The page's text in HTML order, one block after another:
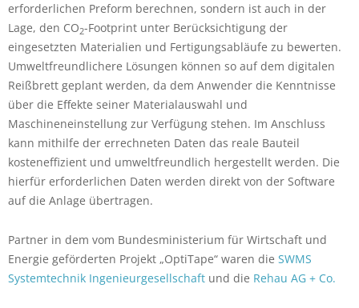
erforderlichen Preform berechnen, sondern ist auch in der
Lage, den CO2-Footprint unter Berücksichtigung der
eingesetzten Materialien und Fertigungsabläufe zu bewerten.
Umweltfreundlichere Lösungen können so auf dem digitalen
Reißbrett geplant werden, da dem Anwender die Kenntnisse
über die Effekte seiner Materialauswahl und
Maschineneinstellung zur Verfügung stehen. Im Anschluss
kann mithilfe der errechneten Daten das reale Bauteil
kosteneffizient und umweltfreundlich hergestellt werden. Die
hierfür erforderlichen Daten werden direkt von der Software
auf die Anlage übertragen.
Partner in dem vom Bundesministerium für Wirtschaft und
Energie geförderten Projekt „OptiTape“ waren die SWMS
Systemtechnik Ingenieurgesellschaft und die Rehau AG + Co.